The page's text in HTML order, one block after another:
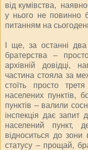
від кумівства,
у нього не повинно
питанням на
І ще, за останні
братерства –
архівній довідці,
частина стояла за
стоїть просто
населених пунктів,
пунктів – валили
інспекція дає запит
населений пункт,
відноситься до
статусу – прощай,